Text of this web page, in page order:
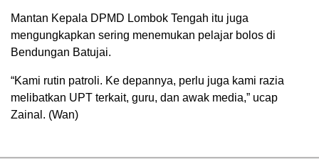
Mantan Kepala DPMD Lombok Tengah itu juga
mengungkapkan sering menemukan pelajar bolos di
Bendungan Batujai.
“Kami rutin patroli. Ke depannya, perlu juga kami razia
melibatkan UPT terkait, guru, dan awak media,” ucap
Zainal. (Wan)